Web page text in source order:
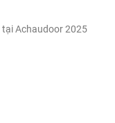
Achaudoor 2025